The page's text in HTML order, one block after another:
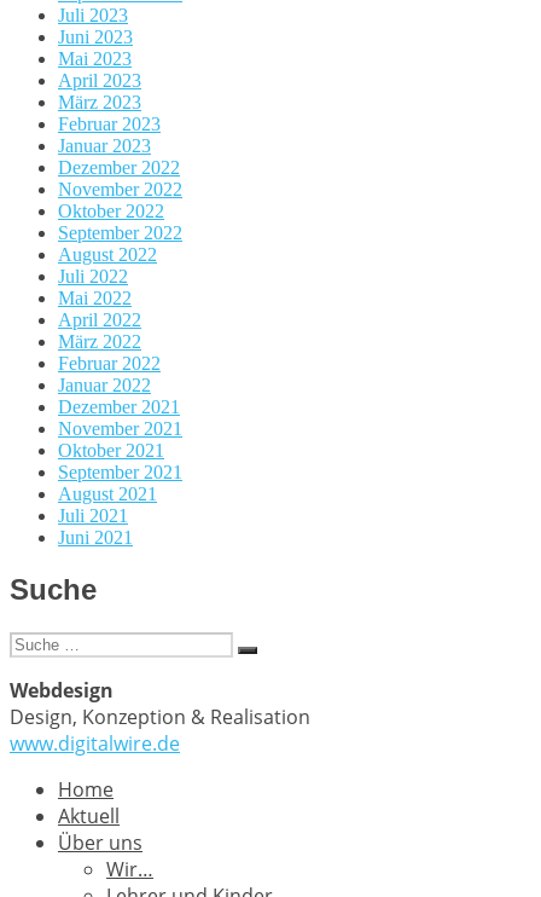
Juli 2023
Juni 2023
Mai 2023
April 2023
März 2023
Februar 2023
Januar 2023
Dezember 2022
November 2022
Oktober 2022
September 2022
August 2022
Juli 2022
Mai 2022
April 2022
März 2022
Februar 2022
Januar 2022
Dezember 2021
November 2021
Oktober 2021
September 2021
August 2021
Juli 2021
Juni 2021
Suche
Suche
Suchen
Webdesign
Design, Konzeption & Realisation
www.digitalwire.de
Home
Aktuell
Über uns
Wir…